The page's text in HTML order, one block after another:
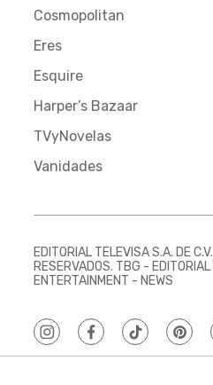
Cosmopolitan
Eres
Esquire
Harper’s Bazaar
TVyNovelas
Vanidades
EDITORIAL TELEVISA S.A. DE
RESERVADOS. TBG -
ENTERTAINMENT - NEWS
instagramfacebooktiktok